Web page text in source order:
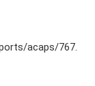
acaps/767.